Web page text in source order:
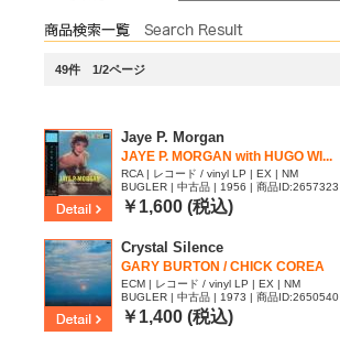
49件 1/2ページ
Jaye P. Morgan
JAYE P. MORGAN with HUGO WI...
RCA | レコード / vinyl LP | EX | NM
BUGLER | 中古品 | 1956 | 商品ID:2657323
￥1,600 (税込)
Crystal Silence
GARY BURTON / CHICK COREA
ECM | レコード / vinyl LP | EX | NM
BUGLER | 中古品 | 1973 | 商品ID:2650540
￥1,400 (税込)